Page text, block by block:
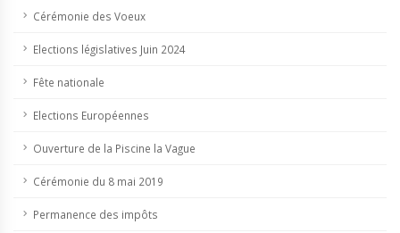
Cérémonie des Voeux
Elections législatives Juin 2024
Fête nationale
Elections Européennes
Ouverture de la Piscine la Vague
Cérémonie du 8 mai 2019
Permanence des impôts